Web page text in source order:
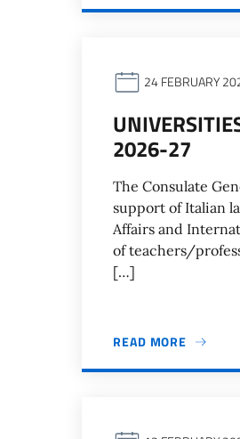
24 FEBRUARY
2026-27
The Consulate
support of Italian
Affairs and
of teachers/
[…]
READ MORE